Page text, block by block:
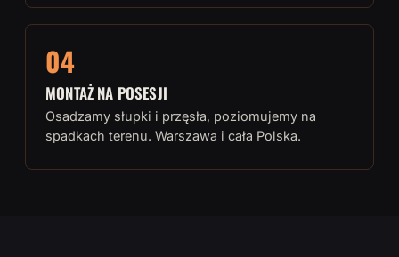
04
MONTAŻ NA POSESJI
Osadzamy słupki i przęsła, poziomujemy na
spadkach terenu. Warszawa i cała Polska.